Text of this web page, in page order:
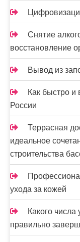
Снятие
восстановление
Вывод из
Как быстро и
России
Террасная
идеальное
строительства
ухода за кожей
Какого
правильно